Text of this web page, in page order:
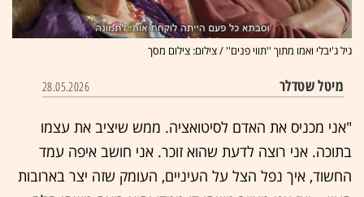
גיל ג'יבלי ואמו מתוך ''תווי פנים'' / צילום: צילום מסך
מיטל שטדלר 28.05.2026
"אני מכניס את האדם לסיטואציה. ממש שיציב את עצמו
בתוכה. אני רוצה לדעת שהוא זוכר. אני חושב איפה עמד
החשוד, איך נפל הצל על העיניים, העומק שזה יצר בארובות